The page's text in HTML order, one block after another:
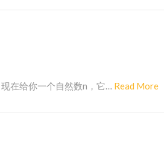
a
在给你一个自然数n，它… Read More
a